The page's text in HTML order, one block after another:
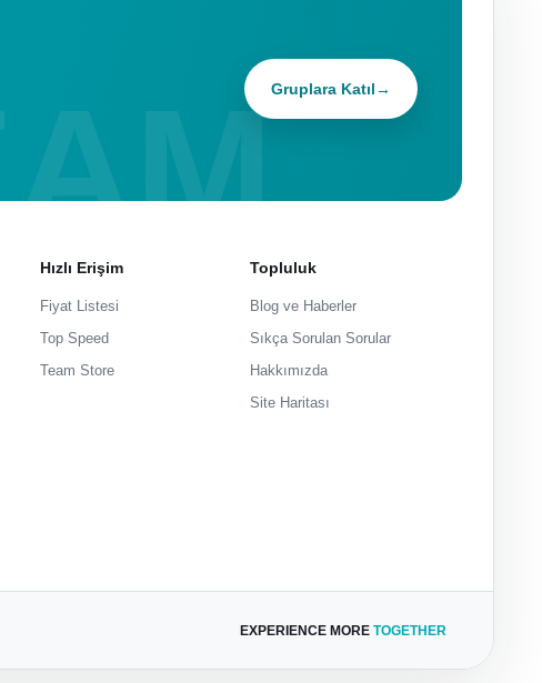
Gruplara Katıl→
Hızlı Erişim
Fiyat Listesi
Top Speed
Team Store
Topluluk
Blog ve Haberler
Sıkça Sorulan Sorular
Hakkımızda
Site Haritası
EXPERIENCE MORE TOGETHER